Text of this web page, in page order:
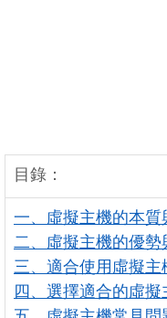
目錄：
一、虛擬主機的本質
二、虛擬主機的優勢
三、適合使用虛擬主
四、選擇適合的虛擬